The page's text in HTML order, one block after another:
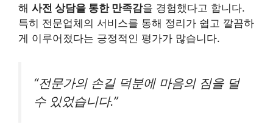
해 사전 상담을 통한 만족감을 경험했다고 합니다.
특히 전문업체의 서비스를 통해 정리가 쉽고 깔끔하
게 이루어졌다는 긍정적인 평가가 많습니다.
“전문가의 손길 덕분에 마음의 짐을 덜
수 있었습니다.”